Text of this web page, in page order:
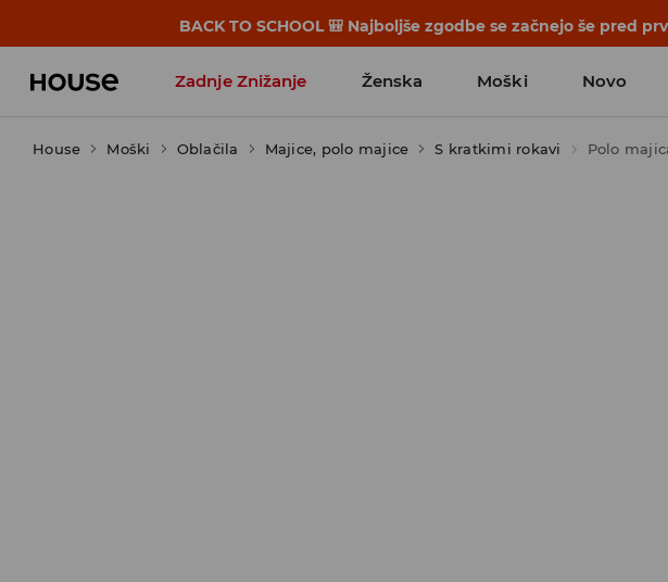
BACK TO SCHOOL 🎒 Najboljše zgodbe se začnejo še pred
Zadnje Znižanje Ženska Moški Novo
Favoriti vplivnežev
House Moški Oblačila Majice, polo majice S kratkimi rokavi Polo